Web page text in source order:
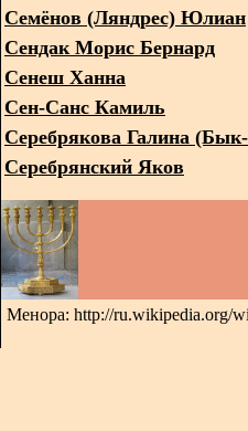
Семёнов (Ляндрес) Юлиан
Сендак Морис Бернард
Сенеш Ханна
Сен-Санс Камиль
Серебрякова Галина
Серебрянский Яков
Менора: http://ru.wikipedia.org/